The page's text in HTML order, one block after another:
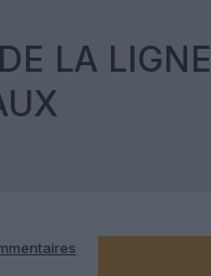
LA LIGNE